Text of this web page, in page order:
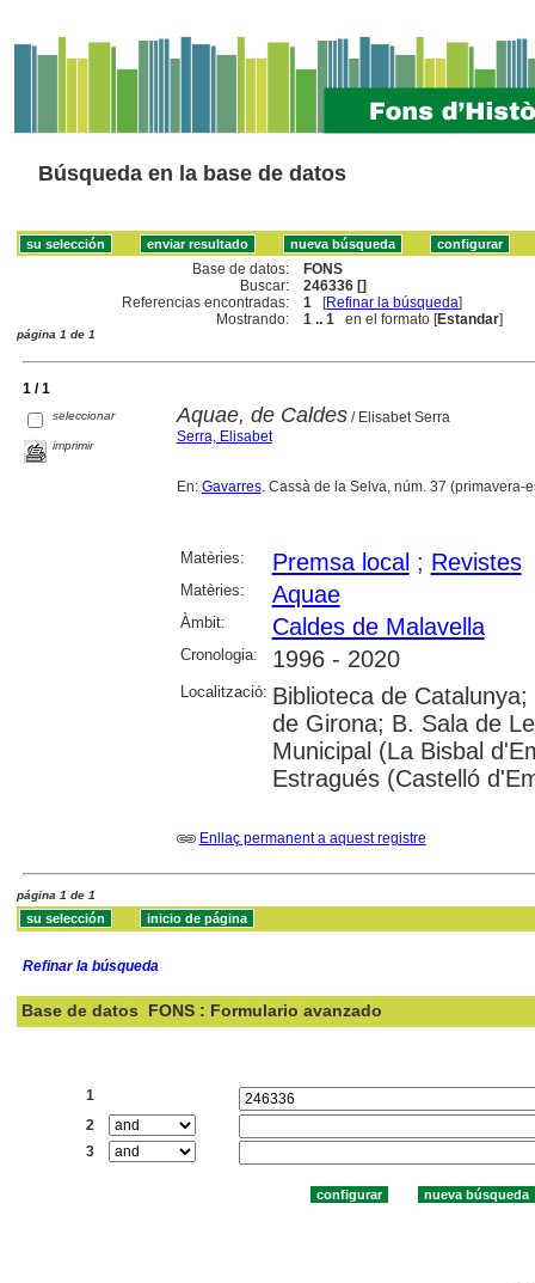
Búsqueda en la base de datos
Base de datos:
FONS
Buscar:
246336 []
Referencias encontradas:
1 [Refinar la búsqueda]
Mostrando:
1 .. 1 en el formato [Estandar]
página 1 de 1
1 / 1
seleccionar
imprimir
Aquae, de Caldes/ Elisabet Serra
Serra, Elisabet
En: Gavarres. Cassà de la Selva, núm. 37 (primavera-
Matèries: Premsa local ; Revistes
Matèries: Aquae
Àmbit: Caldes de Malavella
Cronologia: 1996 - 2020
Localització: Biblioteca de
de Girona; B. Sala de
Municipal (La Bisbal
Estragués (Castelló
Enllaç permanent a aquest registre
página 1 de 1
Refinar la búsqueda
Base de datos FONS : Formulario avanzado
1
2
3